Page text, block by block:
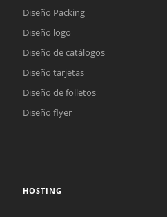
Diseño Packing
Diseño logo
Diseño de catálogos
Diseño tarjetas
Diseño de folletos
Diseño flyer
HOSTING